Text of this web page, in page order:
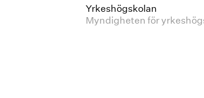
Yrkeshögskolan
Myndigheten för